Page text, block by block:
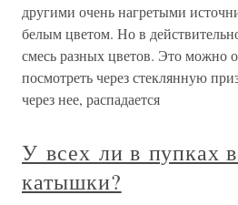
другими очень нагретыми
белым цветом. Но в
смесь разных цветов. Это можно
посмотреть через стеклянную
через нее, распадается
У всех ли в пупках
катышки?